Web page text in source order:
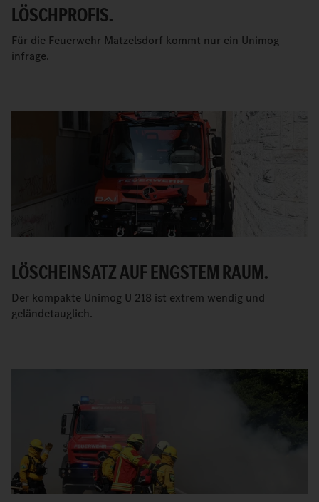
LÖSCHPROFIS.
Für die Feuerwehr Matzelsdorf kommt nur ein Unimog
infrage.
LÖSCHEINSATZ AUF ENGSTEM RAUM.
Der kompakte Unimog U 218 ist extrem wendig und
geländetauglich.